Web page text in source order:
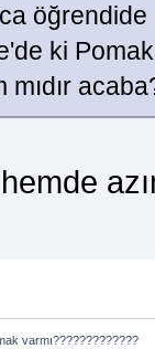
öğrendide
ki
mıdır
varmı?????????????